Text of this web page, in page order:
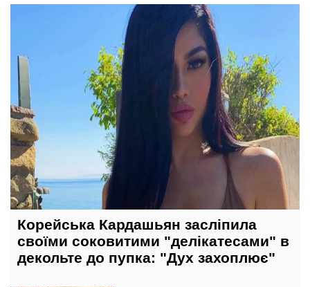
Корейська Кардашьян засліпила
своїми соковитими "делікатесами" в
декольте до пупка: "Дух захоплює"